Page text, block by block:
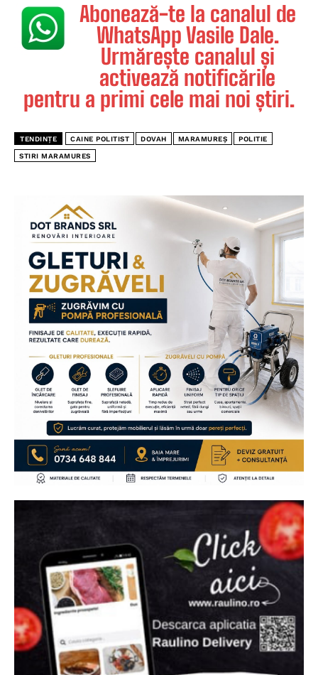
Abonează-te la canalul de
WhatsApp Vasile Dale.
Urmărește canalul și
activează notificările
pentru a primi cele mai noi știri.
TENDINȚE CAINE POLITIST DOVAH MARAMUREȘ POLITIE
STIRI MARAMURES